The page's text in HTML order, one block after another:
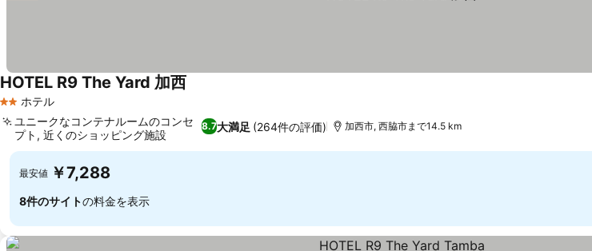
2 ホテルのランク
ホテル
HOTEL R9 The Yard 加西
8.7大満足 (264件の評価)
ユニークなコンテナルームのコンセ
プト, 近くのショッピング施設
加西市, 西脇市まで14.5 km
最安値 ￥7,288
8件のサイトの料金を表示